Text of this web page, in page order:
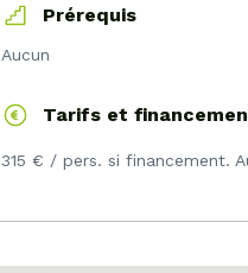
Prérequis
Aucun
Tarifs et
315 € / pers. si financement.